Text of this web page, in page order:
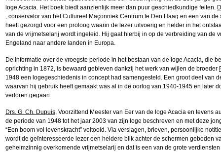
loge Acacia. Het boek biedt aanzienlijk meer dan puur geschiedkundige feiten.
, conservator van het Cultureel Maçonniek Centrum te Den Haag en een van de
heeft gezorgd voor een proloog waarin de lezer uitvoerig en helder in het
van de vrijmetselarij wordt ingeleid. Hij gaat hierbij in op de verbreiding van de
Engeland naar andere landen in Europa.
De informatie over de vroegste periode in het bestaan van de loge Acacia, die
oprichting in 1872, is bewaard gebleven dankzij het werk van wijlen de broeder
1948 een logegeschiedenis in concept had samengesteld. Een groot deel van
waarvan hij gebruik heeft gemaakt was al in de oorlog van 1940-1945 en later
verloren gegaan.
Drs. G. Ch. Dupuis , Voorzittend Meester van Eer van de loge Acacia en tevens
de periode van 1948 tot het jaar 2003 van zijn loge beschreven en met deze
“Een boom vol levenskracht” voltooid. Via verslagen, brieven, persoonlijke
wordt de geïnteresseerde lezer een heldere blik achter de schermen geboden
geheimzinnig overkomende vrijmetselarij en dat is een van de grote